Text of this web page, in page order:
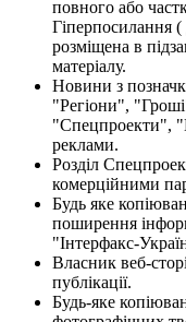
повного або
Гіперпосилання
розміщена в
матеріалу.
Новини з
"Регіони",
"Спецпроекти",
реклами.
Розділ
комерційними
Будь яке
поширення
"Інтерфакс-
Власник веб-
публікації.
Будь-яке